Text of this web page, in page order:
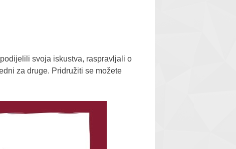
svoja iskustva, raspravljali o
za druge. Pridružiti se možete